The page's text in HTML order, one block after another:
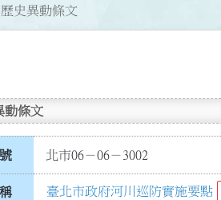
歷史異動條文
動條文
北市06－06－3002
臺北市政府河川巡防實施要點